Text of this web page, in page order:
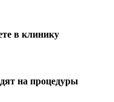
в клинику
на процедуры